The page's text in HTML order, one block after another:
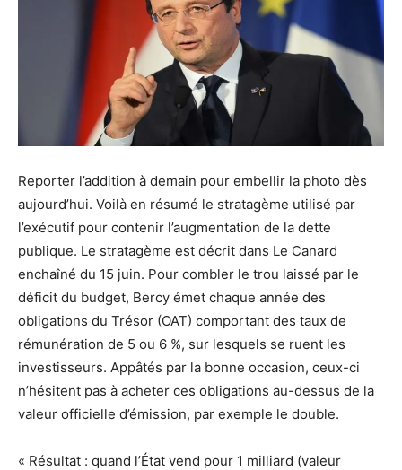
Reporter l’addition à demain pour embellir la photo dès
aujourd’hui. Voilà en résumé le stratagème utilisé par
l’exécutif pour contenir l’augmentation de la dette
publique. Le stratagème est décrit dans Le Canard
enchaîné du 15 juin. Pour combler le trou laissé par le
déficit du budget, Bercy émet chaque année des
obligations du Trésor (OAT) comportant des taux de
rémunération de 5 ou 6 %, sur lesquels se ruent les
investisseurs. Appâtés par la bonne occasion, ceux-ci
n’hésitent pas à acheter ces obligations au-dessus de la
valeur officielle d’émission, par exemple le double.
« Résultat : quand l’État vend pour 1 milliard (valeur